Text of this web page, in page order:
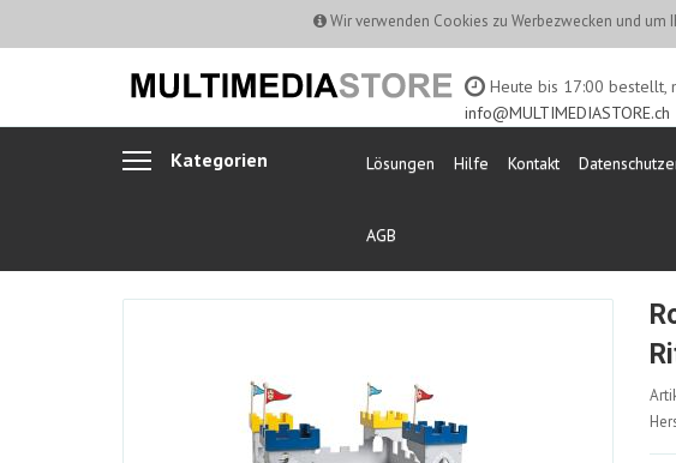
Wir verwenden Cookies zu Werbezwecken und um
Heute bis 17:00 bestellt,
info@MULTIMEDIASTORE.ch
Kategorien Lösungen Hilfe Kontakt
AGB
ALT